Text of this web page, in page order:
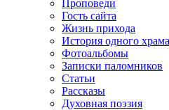
Проповеди
Гость сайта
Жизнь прихода
История одного храма
Фотоальбомы
Записки паломников
Статьи
Рассказы
Духовная поэзия